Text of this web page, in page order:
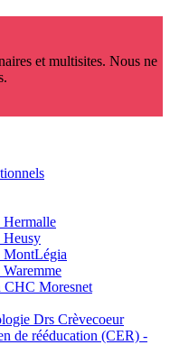
et multisites. Nous ne
Moresnet
Drs Crèvecoeur
de rééducation (CER) -